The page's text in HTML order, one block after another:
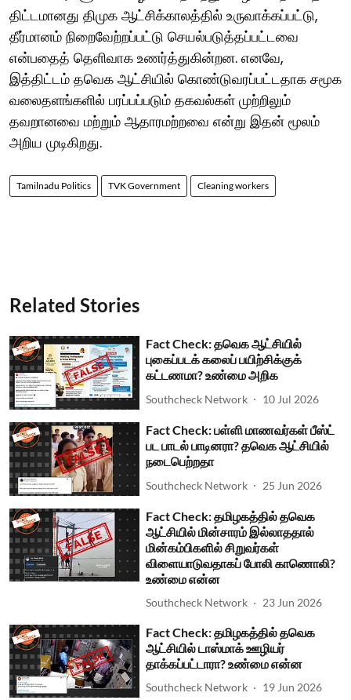
திட்டமானது திமுக ஆட்சிக்காலத்தில் உருவாக்கப்பட்டு,
தீர்மானம் நிறைவேற்றப்பட்டு செயல்படுத்தப்பட்டவை
என்பதைத் தெளிவாக உணர்த்துகின்றன. எனவே,
இத்திட்டம் தவெக ஆட்சியில் கொண்டுவரப்பட்டதாக சமூக
வலைதளங்களில் பரப்பப்படும் தகவல்கள் முற்றிலும்
தவறானவை மற்றும் ஆதாரமற்றவை என்று இதன் மூலம்
அறிய முடிகிறது.
Tamilnadu Politics TVK Government Cleaning workers
Related Stories
Fact Check: தவெக ஆட்சியில்
புகைப்படக் கலைப் பயிற்சிக்குக்
கட்டணமா? உண்மை அறிக
Southcheck Network 10 Jul 2026
Fact Check: பள்ளி மாணவர்கள் பீஸ்ட்
பட பாடல் பாடினரா? தவெக ஆட்சியில்
நடைபெற்றதா
Southcheck Network 25 Jun 2026
Fact Check: தமிழகத்தில் தவெக
ஆட்சியில் மின்சாரம் இல்லாததால்
மின்கம்பிகளில் சிறுவர்கள்
விளையாடுவதாகப் போலி காணொலி?
உண்மை என்ன
Southcheck Network 23 Jun 2026
Fact Check: தமிழகத்தில் தவெக
ஆட்சியில் டாஸ்மாக் ஊழியர்
தாக்கப்பட்டாரா? உண்மை என்ன
Southcheck Network 19 Jun 2026